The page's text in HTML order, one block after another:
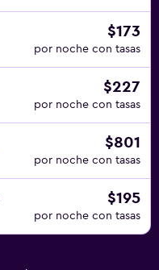
$173
por noche con tasas
$227
por noche con tasas
$801
por noche con tasas
$195
por noche con tasas